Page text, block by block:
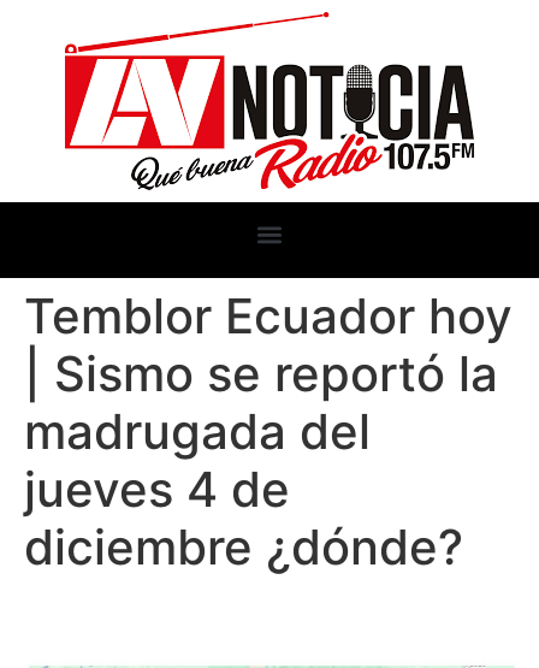
Temblor Ecuador hoy
| Sismo se reportó la
madrugada del
jueves 4 de
diciembre ¿dónde?